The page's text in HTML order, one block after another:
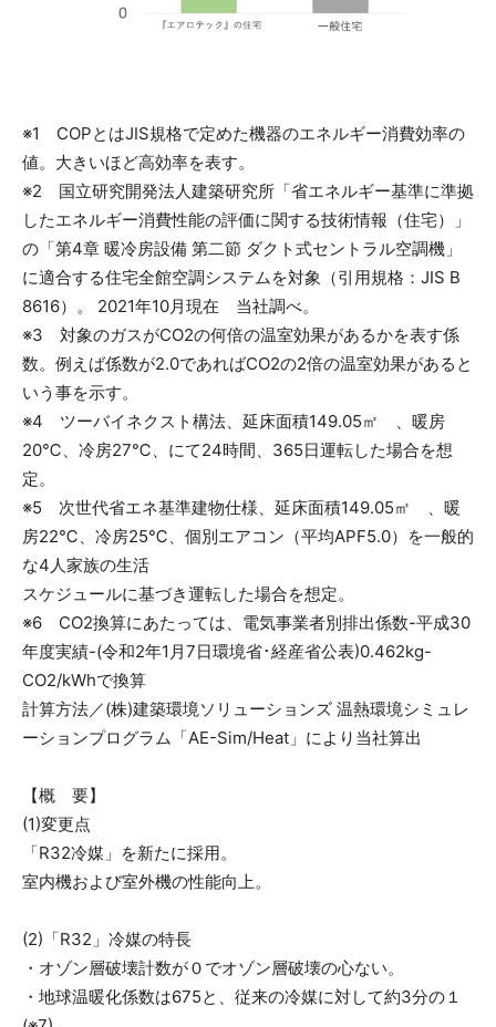
※1 COPとはJIS規格で定めた機器のエネルギー消費効率の
値。大きいほど高効率を表す。
※2 国立研究開発法人建築研究所「省エネルギー基準に準拠
したエネルギー消費性能の評価に関する技術情報（住宅）」
の「第4章 暖冷房設備 第二節 ダクト式セントラル空調機」
に適合する住宅全館空調システムを対象（引用規格：JIS B
8616）。 2021年10月現在 当社調べ。
※3 対象のガスがCO2の何倍の温室効果があるかを表す係
数。例えば係数が2.0であればCO2の2倍の温室効果があると
いう事を示す。
※4 ツーバイネクスト構法、延床面積149.05㎡ 、暖房
20℃、冷房27℃、にて24時間、365日運転した場合を想
定。
※5 次世代省エネ基準建物仕様、延床面積149.05㎡ 、暖
房22℃、冷房25℃、個別エアコン（平均APF5.0）を一般的
な4人家族の生活
スケジュールに基づき運転した場合を想定。
※6 CO2換算にあたっては、電気事業者別排出係数-平成30
年度実績-(令和2年1月7日環境省･経産省公表)0.462kg-
CO2/kWhで換算
計算方法／(株)建築環境ソリューションズ 温熱環境シミュレ
ーションプログラム「AE-Sim/Heat」により当社算出
【概 要】
(1)変更点
「R32冷媒」を新たに採用。
室内機および室外機の性能向上。
(2)「R32」冷媒の特長
・オゾン層破壊計数が０でオゾン層破壊の心ない。
・地球温暖化係数は675と、従来の冷媒に対して約3分の１